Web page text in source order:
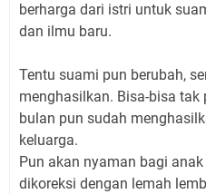
berharga dari istri untuk
dan ilmu baru.
Tentu suami pun berubah,
menghasilkan. Bisa-bisa tak
bulan pun sudah
keluarga.
Pun akan nyaman bagi
dikoreksi dengan lemah